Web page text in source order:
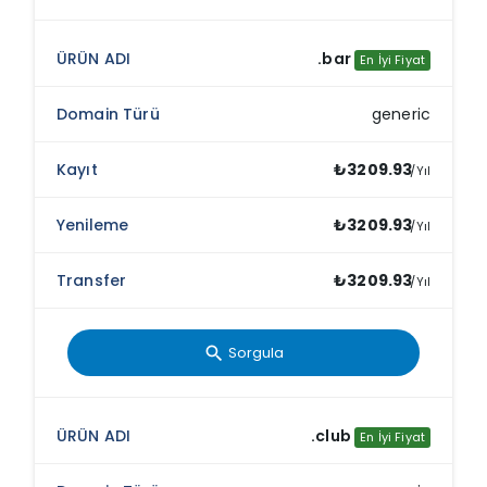
.bar En İyi Fiyat
generic
₺3209.93/Yıl
₺3209.93/Yıl
₺3209.93/Yıl
search Sorgula
.club En İyi Fiyat